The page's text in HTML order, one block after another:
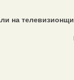
на